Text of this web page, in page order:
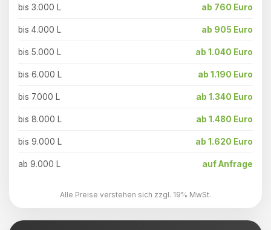
bis 3.000 L ab 760 Euro
bis 4.000 L ab 905 Euro
bis 5.000 L ab 1.040 Euro
bis 6.000 L ab 1.190 Euro
bis 7.000 L ab 1.340 Euro
bis 8.000 L ab 1.480 Euro
bis 9.000 L ab 1.620 Euro
ab 9.000 L auf Anfrage
Alle Preise verstehen sich zzgl. 19% MwSt.